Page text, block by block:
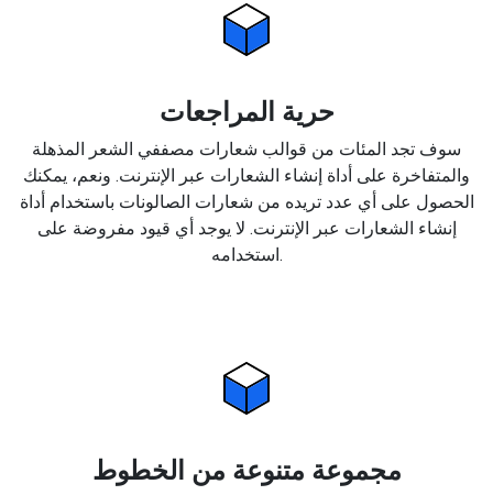
حرية المراجعات
سوف تجد المئات من قوالب شعارات مصففي الشعر المذهلة
والمتفاخرة على أداة إنشاء الشعارات عبر الإنترنت. ونعم، يمكنك
الحصول على أي عدد تريده من شعارات الصالونات باستخدام أداة
إنشاء الشعارات عبر الإنترنت. لا يوجد أي قيود مفروضة على
استخدامه.
مجموعة متنوعة من الخطوط